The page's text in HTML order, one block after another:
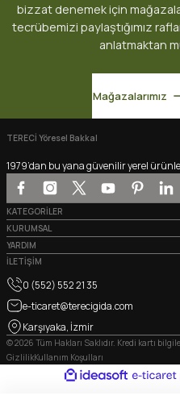
bizzat denemek için
tecrübemizi paylaştığımız
anlatmaktan
Mağazalarımız
TERECİ Yöresel Bakkal
1979’dan bu yana güvenilir yerel
KATEGORİLER
KURUMSAL
YARDIM
İLETİŞİM
0 (552) 552 21 35
e-ticaret@terecigida.com
Karşıyaka, İzmir
© 2026 Tüm Hakları Saklıdır. Kredi kartı
GizlilikKullanım Koşulları
ideasoft